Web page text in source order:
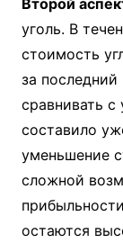
уголь. В
стоимость
за
сравнивать
составило
уменьшение
сложной
остаются